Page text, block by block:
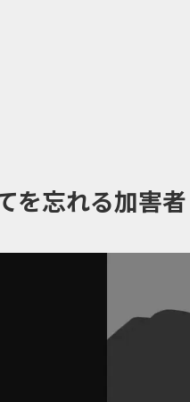
を忘れる加害者